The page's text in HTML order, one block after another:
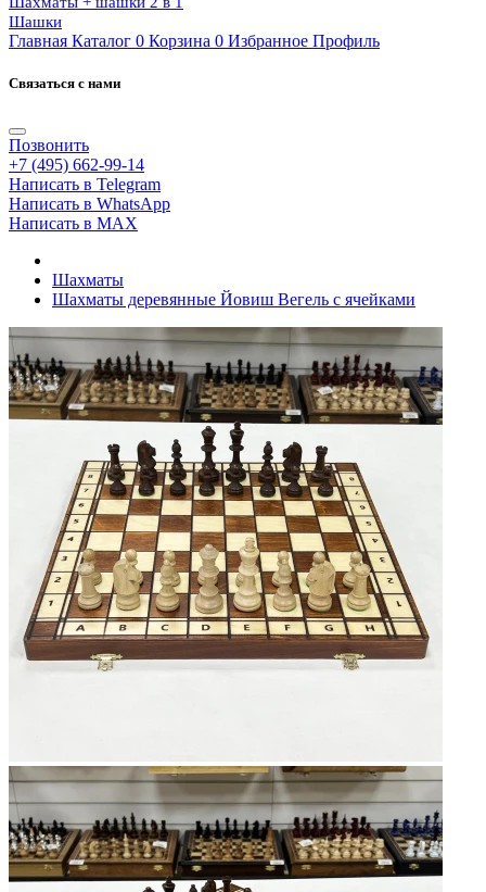
Шашки
Главная Каталог 0 Корзина 0 Избранное Профиль
Связаться с нами
Позвонить
+7 (495) 662-99-14
Написать в Telegram
Написать в WhatsApp
Написать в MAX
Шахматы
Шахматы деревянные Йовиш Вегель с ячейками